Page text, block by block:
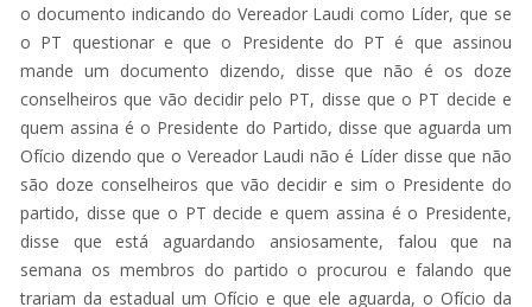
o documento indicando do Vereador Laudi como Líder, que se
o PT questionar e que o Presidente do PT é que assinou
mande um documento dizendo, disse que não é os doze
conselheiros que vão decidir pelo PT, disse que o PT decide e
quem assina é o Presidente do Partido, disse que aguarda um
Ofício dizendo que o Vereador Laudi não é Líder disse que não
são doze conselheiros que vão decidir e sim o Presidente do
partido, disse que o PT decide e quem assina é o Presidente,
disse que está aguardando ansiosamente, falou que na
semana os membros do partido o procurou e falando que
trariam da estadual um Ofício e que ele aguarda, o Ofício da